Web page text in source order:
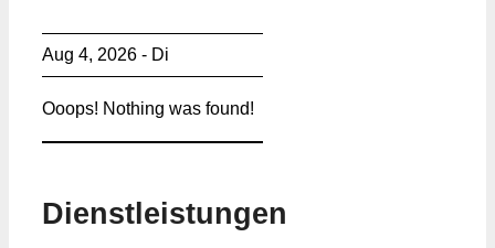
Aug 4, 2026 - Di
Ooops! Nothing was found!
Dienstleistungen